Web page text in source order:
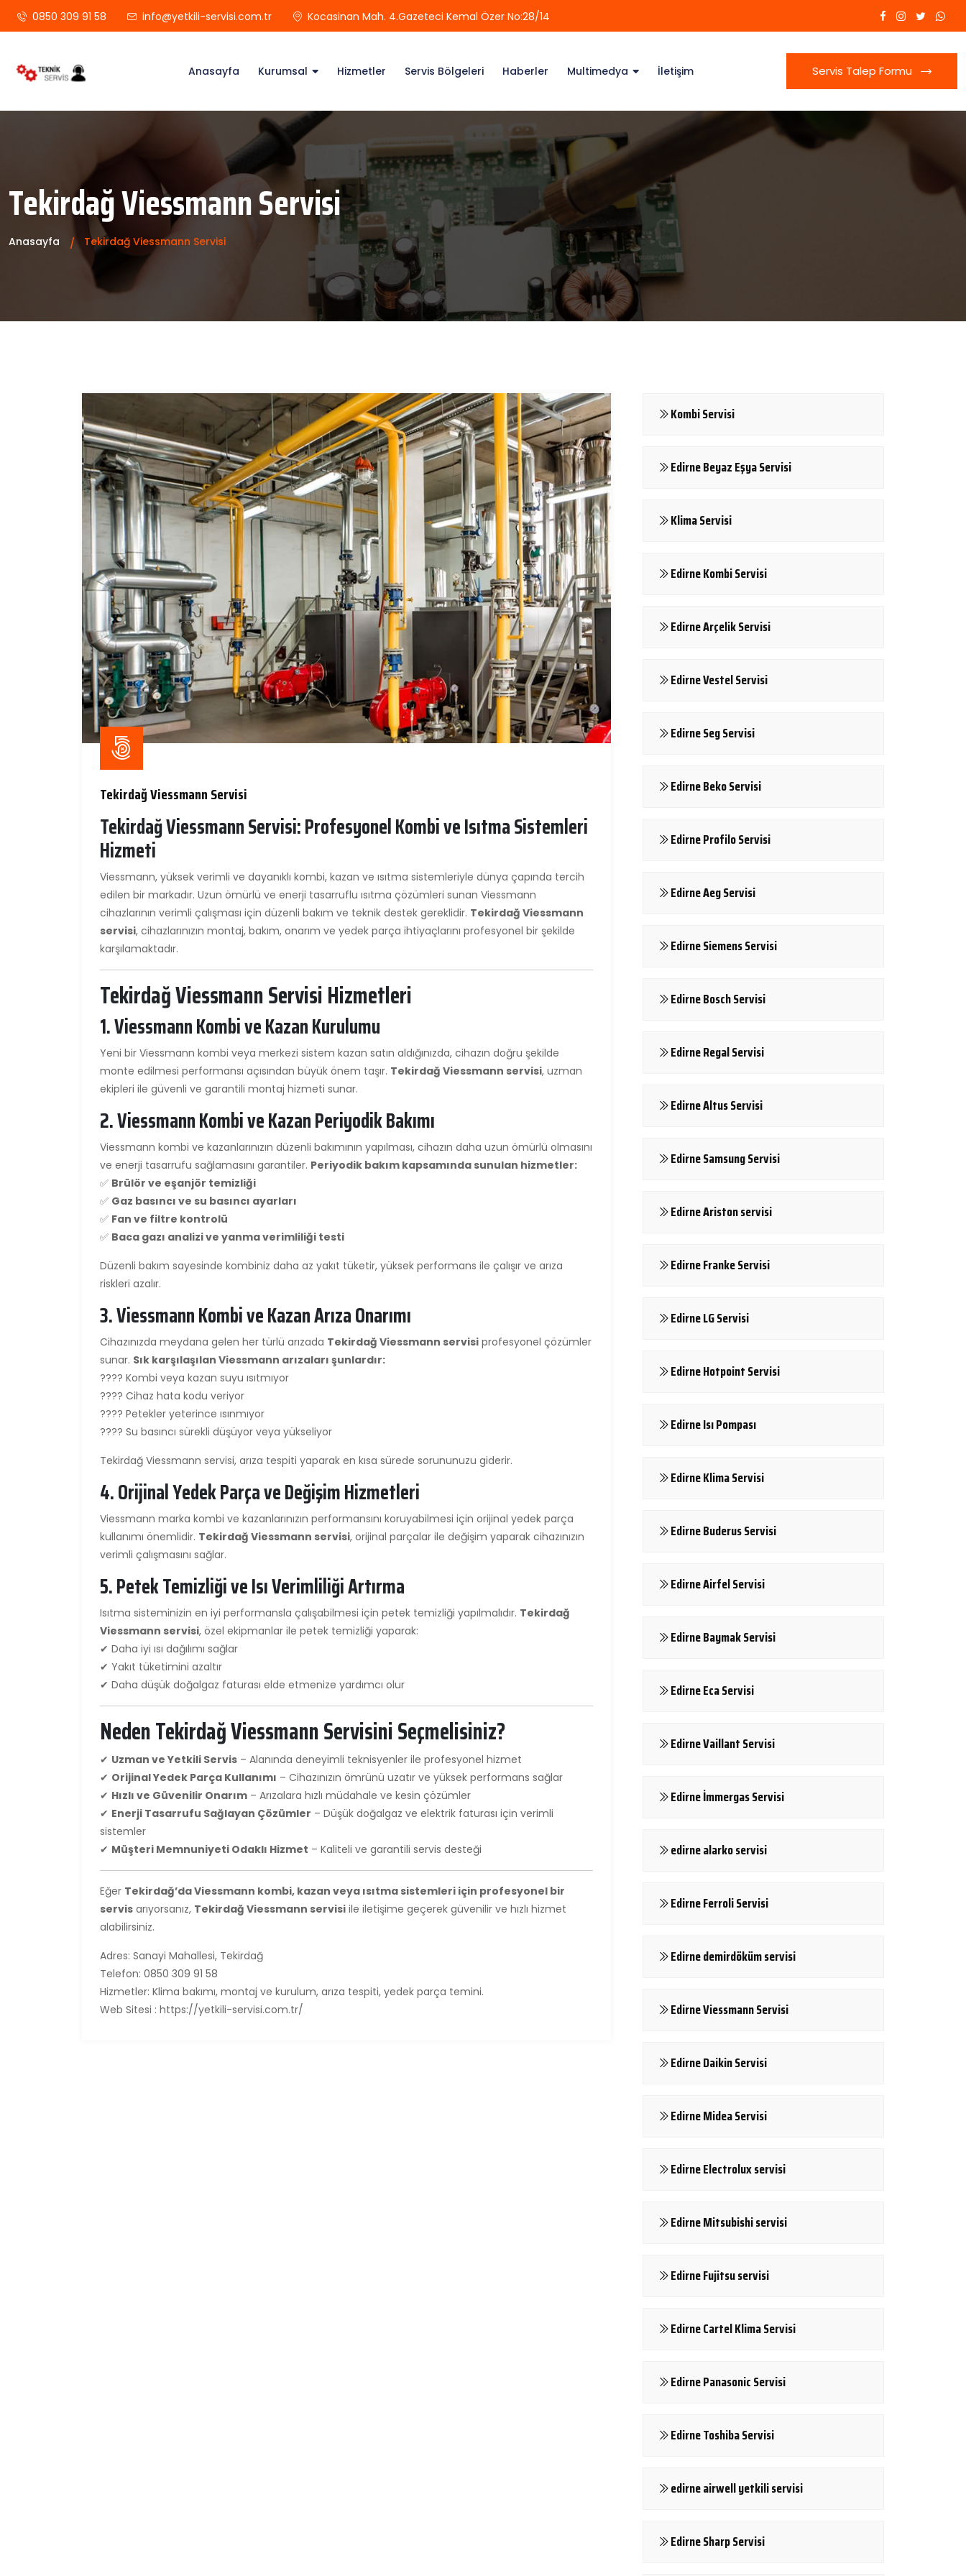
0850 309 91 58 info@yetkili-servisi.com.tr Kocasinan Mah. 4.Gazeteci Kemal Özer No:28/14
Anasayfa Kurumsal Hizmetler Servis Bölgeleri Haberler Multimedya İletişim Servis Talep Formu
Tekirdağ Viessmann Servisi
Anasayfa Tekirdağ Viessmann Servisi
Tekirdağ Viessmann Servisi
Tekirdağ Viessmann Servisi: Profesyonel Kombi ve Isıtma Sistemleri
Hizmeti
Viessmann, yüksek verimli ve dayanıklı kombi, kazan ve ısıtma sistemleriyle dünya çapında tercih
edilen bir markadır. Uzun ömürlü ve enerji tasarruflu ısıtma çözümleri sunan Viessmann
cihazlarının verimli çalışması için düzenli bakım ve teknik destek gereklidir. Tekirdağ Viessmann
servisi, cihazlarınızın montaj, bakım, onarım ve yedek parça ihtiyaçlarını profesyonel bir şekilde
karşılamaktadır.
Tekirdağ Viessmann Servisi Hizmetleri
1. Viessmann Kombi ve Kazan Kurulumu
Yeni bir Viessmann kombi veya merkezi sistem kazan satın aldığınızda, cihazın doğru şekilde
monte edilmesi performansı açısından büyük önem taşır. Tekirdağ Viessmann servisi, uzman
ekipleri ile güvenli ve garantili montaj hizmeti sunar.
2. Viessmann Kombi ve Kazan Periyodik Bakımı
Viessmann kombi ve kazanlarınızın düzenli bakımının yapılması, cihazın daha uzun ömürlü olmasını
ve enerji tasarrufu sağlamasını garantiler. Periyodik bakım kapsamında sunulan hizmetler:
✅ Brülör ve eşanjör temizliği
✅ Gaz basıncı ve su basıncı ayarları
✅ Fan ve filtre kontrolü
✅ Baca gazı analizi ve yanma verimliliği testi
Düzenli bakım sayesinde kombiniz daha az yakıt tüketir, yüksek performans ile çalışır ve arıza
riskleri azalır.
3. Viessmann Kombi ve Kazan Arıza Onarımı
Cihazınızda meydana gelen her türlü arızada Tekirdağ Viessmann servisi profesyonel çözümler
sunar. Sık karşılaşılan Viessmann arızaları şunlardır:
???? Kombi veya kazan suyu ısıtmıyor
???? Cihaz hata kodu veriyor
???? Petekler yeterince ısınmıyor
???? Su basıncı sürekli düşüyor veya yükseliyor
Tekirdağ Viessmann servisi, arıza tespiti yaparak en kısa sürede sorununuzu giderir.
4. Orijinal Yedek Parça ve Değişim Hizmetleri
Viessmann marka kombi ve kazanlarınızın performansını koruyabilmesi için orijinal yedek parça
kullanımı önemlidir. Tekirdağ Viessmann servisi, orijinal parçalar ile değişim yaparak cihazınızın
verimli çalışmasını sağlar.
5. Petek Temizliği ve Isı Verimliliği Artırma
Isıtma sisteminizin en iyi performansla çalışabilmesi için petek temizliği yapılmalıdır. Tekirdağ
Viessmann servisi, özel ekipmanlar ile petek temizliği yaparak:
✔ Daha iyi ısı dağılımı sağlar
✔ Yakıt tüketimini azaltır
✔ Daha düşük doğalgaz faturası elde etmenize yardımcı olur
Neden Tekirdağ Viessmann Servisini Seçmelisiniz?
✔ Uzman ve Yetkili Servis – Alanında deneyimli teknisyenler ile profesyonel hizmet
✔ Orijinal Yedek Parça Kullanımı – Cihazınızın ömrünü uzatır ve yüksek performans sağlar
✔ Hızlı ve Güvenilir Onarım – Arızalara hızlı müdahale ve kesin çözümler
✔ Enerji Tasarrufu Sağlayan Çözümler – Düşük doğalgaz ve elektrik faturası için verimli
sistemler
✔ Müşteri Memnuniyeti Odaklı Hizmet – Kaliteli ve garantili servis desteği
Eğer Tekirdağ’da Viessmann kombi, kazan veya ısıtma sistemleri için profesyonel bir
servis arıyorsanız, Tekirdağ Viessmann servisi ile iletişime geçerek güvenilir ve hızlı hizmet
alabilirsiniz.
Adres: Sanayi Mahallesi, Tekirdağ
Telefon: 0850 309 91 58
Hizmetler: Klima bakımı, montaj ve kurulum, arıza tespiti, yedek parça temini.
Web Sitesi : https://yetkili-servisi.com.tr/
Kombi Servisi
Edirne Beyaz Eşya Servisi
Klima Servisi
Edirne Kombi Servisi
Edirne Arçelik Servisi
Edirne Vestel Servisi
Edirne Seg Servisi
Edirne Beko Servisi
Edirne Profilo Servisi
Edirne Aeg Servisi
Edirne Siemens Servisi
Edirne Bosch Servisi
Edirne Regal Servisi
Edirne Altus Servisi
Edirne Samsung Servisi
Edirne Ariston servisi
Edirne Franke Servisi
Edirne LG Servisi
Edirne Hotpoint Servisi
Edirne Isı Pompası
Edirne Klima Servisi
Edirne Buderus Servisi
Edirne Airfel Servisi
Edirne Baymak Servisi
Edirne Eca Servisi
Edirne Vaillant Servisi
Edirne İmmergas Servisi
edirne alarko servisi
Edirne Ferroli Servisi
Edirne demirdöküm servisi
Edirne Viessmann Servisi
Edirne Daikin Servisi
Edirne Midea Servisi
Edirne Electrolux servisi
Edirne Mitsubishi servisi
Edirne Fujitsu servisi
Edirne Cartel Klima Servisi
Edirne Panasonic Servisi
Edirne Toshiba Servisi
edirne airwell yetkili servisi
Edirne Sharp Servisi